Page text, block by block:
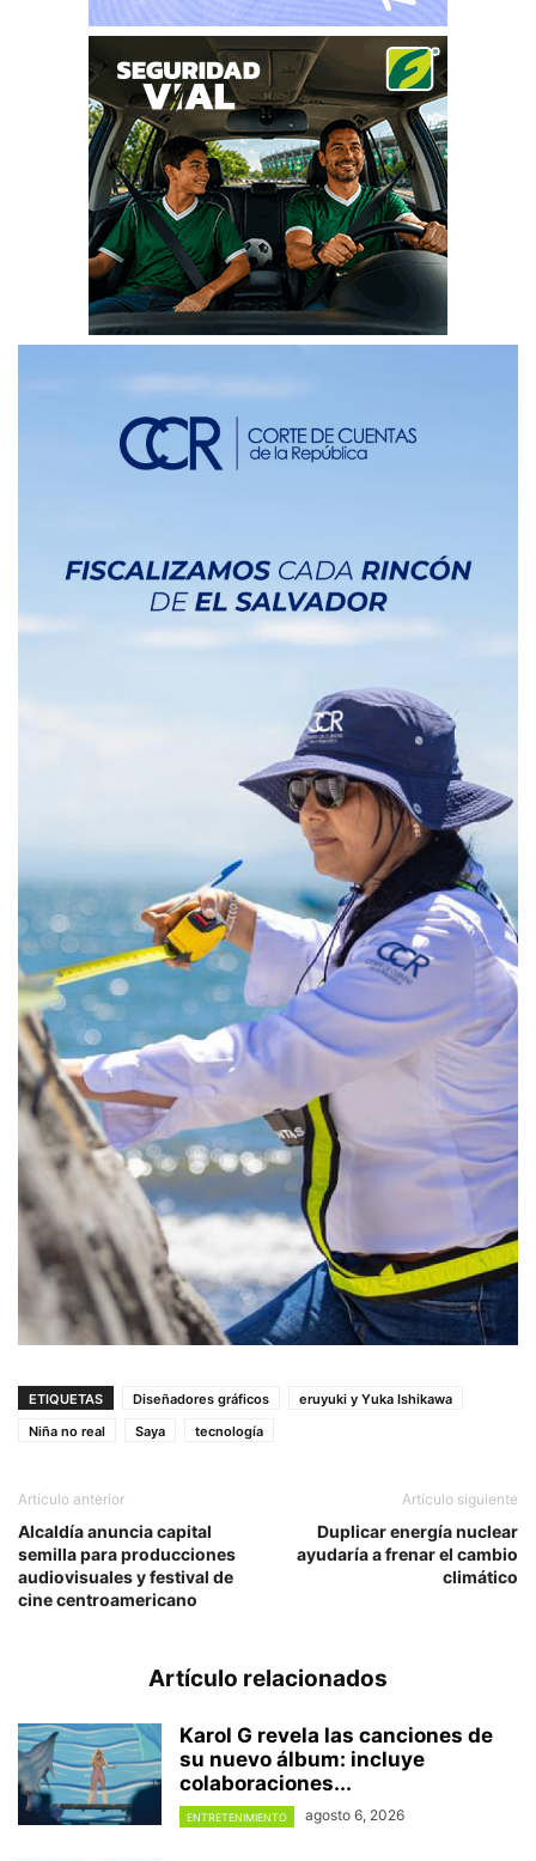
ETIQUETAS Diseñadores gráficos
eruyuki y Yuka Ishikawa
Niña no real
Saya tecnología
Artículo anterior
Alcaldía anuncia capital
semilla para producciones
audiovisuales y festival de
cine centroamericano
Artículo siguiente
Duplicar energía nuclear
ayudaría a frenar el cambio
climático
Artículo relacionados
Karol G revela las canciones de
su nuevo álbum: incluye
colaboraciones...
ENTRETENIMIENTO agosto 6, 2026